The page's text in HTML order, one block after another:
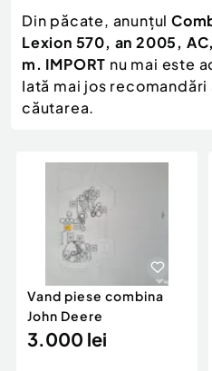
Mama si copilul
Moda si frumusete
Sport, timp liber, arta
Agro si Industrie
Afaceri și echipamente
Inchiriere Bunuri si Vehicule
Scutere - ATV - UTV
Autoutilitare
Ambarcatiuni
Camioane - Rulote -
Motociclete
Piese auto si accesorii
Dacia Duster
Din păcate, anunțul
Lexion 570, an 2005,
m. IMPORT nu mai este
Iată mai jos
căutarea.
Vand piese combina
John Deere
3.000 lei